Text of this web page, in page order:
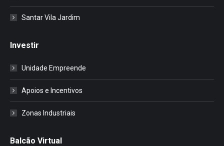
Santar Vila Jardim
Investir
Unidade Empreende
Apoios e Incentivos
Zonas Industriais
Balcão Virtual